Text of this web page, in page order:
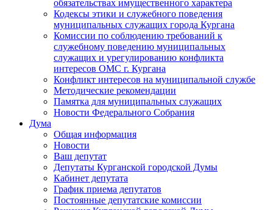
обязательствах имущественного характера
Кодексы этики и служебного поведения
муниципальных служащих города Кургана
Комиссии по соблюдению требований к
служебному поведению муниципальных
служащих и урегулированию конфликта
интересов ОМС г. Кургана
Конфликт интересов на муниципальной службе
Методические рекомендации
Памятка для муниципальных служащих
Новости Федерального Cобрания
Дума
Общая информация
Новости
Ваш депутат
Депутаты Курганской городской Думы
Кабинет депутата
График приема депутатов
Постоянные депутатские комиссии